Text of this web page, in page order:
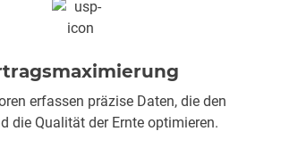
erfassen präzise Daten, die den
die Qualität der Ernte optimieren.